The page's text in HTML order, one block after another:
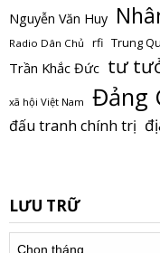
Nguyễn Văn Huy
Radio Dân Chủ rfi Trung
Trần Khắc Đức tư
xã hội Việt Nam Đảng
đấu tranh chính trị
LƯU TRỮ
Lưu